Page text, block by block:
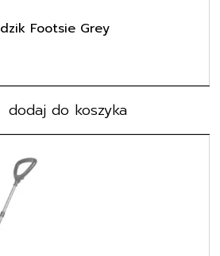
Footsie Grey
dodaj do koszyka